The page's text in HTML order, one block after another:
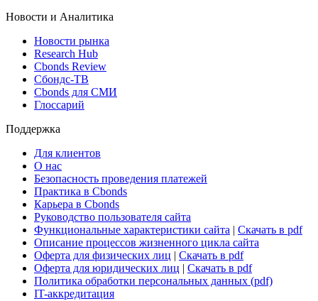
Новости и Аналитика
Новости рынка
Research Hub
Cbonds Review
Сбондс-ТВ
Cbonds для СМИ
Глоссарий
Поддержка
Для клиентов
О нас
Безопасность проведения платежей
Практика в Cbonds
Карьера в Cbonds
Руководство пользователя сайта
Функциональные характеристики сайта | Скачать в pdf
Описание процессов жизненного цикла сайта
Оферта для физических лиц | Скачать в pdf
Оферта для юридических лиц | Скачать в pdf
Политика обработки персональных данных (pdf)
IT-аккредитация